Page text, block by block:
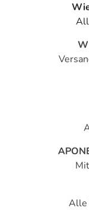
Alle